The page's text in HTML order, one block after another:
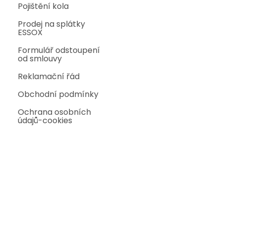
Pojištění kola
Prodej na splátky
ESSOX
Formulář odstoupení
od smlouvy
Reklamační řád
Obchodní podmínky
Ochrana osobních
údajů-cookies